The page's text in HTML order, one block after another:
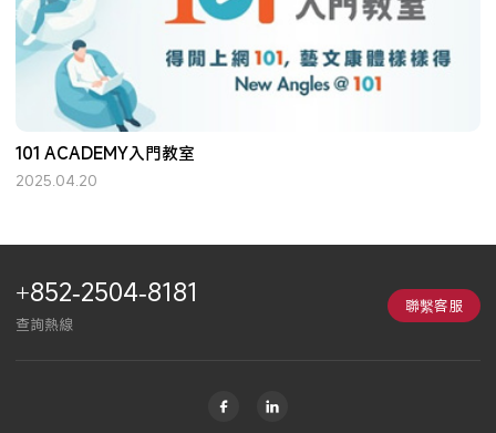
101 ACADEMY入門教室
2025.04.20
+852-2504-8181
查詢熱線
聯繫客服